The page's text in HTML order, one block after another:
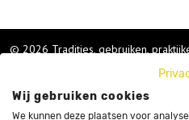
© 2026 Tradities, gebruiken,
Gebruikersvoorwaarden
Privacybeleid
Wij gebruiken cookies
We kunnen deze plaatsen voor